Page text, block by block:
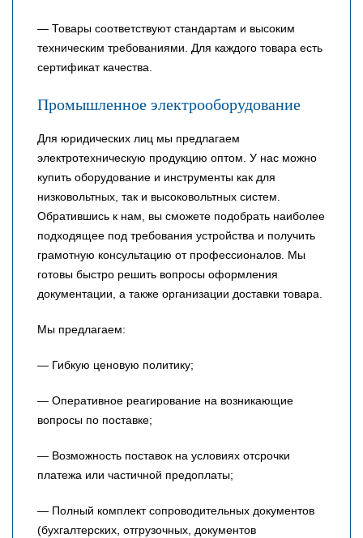
— Товары соответствуют стандартам и высоким
техническим требованиями. Для каждого товара есть
сертификат качества.
Промышленное электрооборудование
Для юридических лиц мы предлагаем
электротехническую продукцию оптом. У нас можно
купить оборудование и инструменты как для
низковольтных, так и высоковольтных систем.
Обратившись к нам, вы сможете подобрать наиболее
подходящее под требования устройства и получить
грамотную консультацию от профессионалов. Мы
готовы быстро решить вопросы оформления
документации, а также организации доставки товара.
Мы предлагаем:
— Гибкую ценовую политику;
— Оперативное реагирование на возникающие
вопросы по поставке;
— Возможность поставок на условиях отсрочки
платежа или частичной предоплаты;
— Полный комплект сопроводительных документов
(бухгалтерских, отгрузочных, документов